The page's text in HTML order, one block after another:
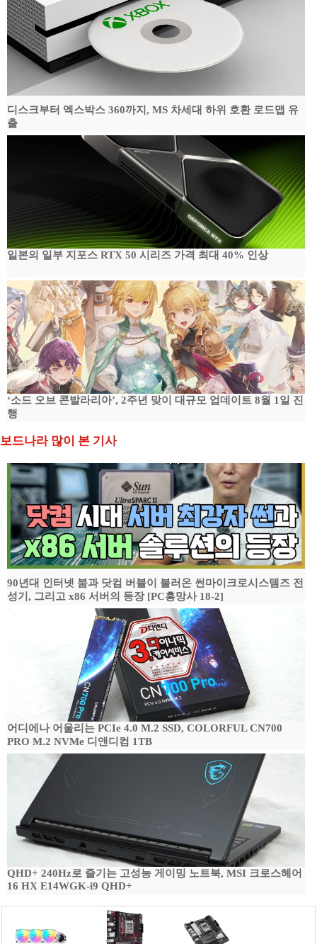
디스크부터 엑스박스 360까지, MS 차세대 하위 호환 로드맵 유
출
일본의 일부 지포스 RTX 50 시리즈 가격 최대 40% 인상
‘소드 오브 콘발라리아’, 2주년 맞이 대규모 업데이트 8월 1일 진
행
보드나라 많이 본 기사
90년대 인터넷 붐과 닷컴 버블이 불러온 썬마이크로시스템즈 전
성기, 그리고 x86 서버의 등장 [PC흥망사 18-2]
어디에나 어울리는 PCIe 4.0 M.2 SSD, COLORFUL CN700
PRO M.2 NVMe 디앤디컴 1TB
QHD+ 240Hz로 즐기는 고성능 게이밍 노트북, MSI 크로스헤어
16 HX E14WGK-i9 QHD+